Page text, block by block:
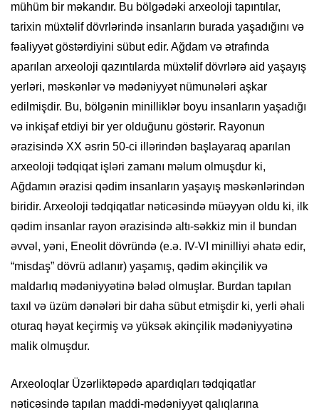
mühüm bir məkandır. Bu bölgədəki arxeoloji tapıntılar,
tarixin müxtəlif dövrlərində insanların burada yaşadığını və
fəaliyyət göstərdiyini sübut edir. Ağdam və ətrafında
aparılan arxeoloji qazıntılarda müxtəlif dövrlərə aid yaşayış
yerləri, məskənlər və mədəniyyət nümunələri aşkar
edilmişdir. Bu, bölgənin minilliklər boyu insanların yaşadığı
və inkişaf etdiyi bir yer olduğunu göstərir. Rayonun
ərazisində XX əsrin 50-ci illərindən başlayaraq aparılan
arxeoloji tədqiqat işləri zamanı məlum olmuşdur ki,
Ağdamın ərazisi qədim insanların yaşayış məskənlərindən
biridir. Arxeoloji tədqiqatlar nəticəsində müəyyən oldu ki, ilk
qədim insanlar rayon ərazisində altı-səkkiz min il bundan
əvvəl, yəni, Eneolit dövründə (e.ə. IV-VI minilliyi əhatə edir,
“misdaş” dövrü adlanır) yaşamış, qədim əkinçilik və
maldarlıq mədəniyyətinə bələd olmuşlar. Burdan tapılan
taxıl və üzüm dənələri bir daha sübut etmişdir ki, yerli əhali
oturaq həyat keçirmiş və yüksək əkinçilik mədəniyyətinə
malik olmuşdur.
Arxeoloqlar Üzərliktəpədə apardıqları tədqiqatlar
nəticəsində tapılan maddi-mədəniyyət qalıqlarına